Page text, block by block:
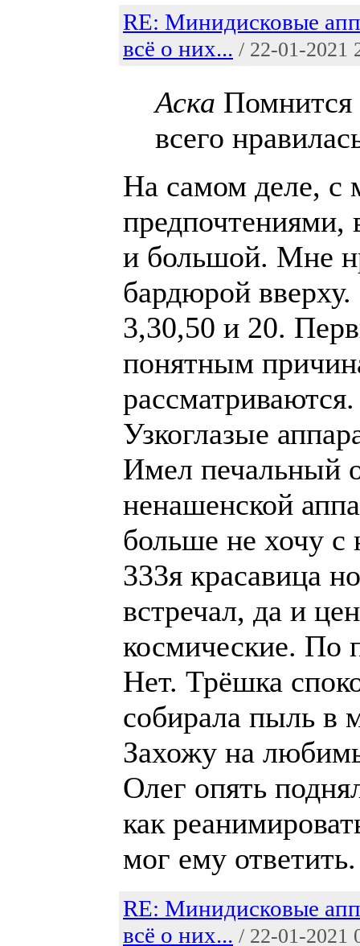
RE: Минидисковые
всё о них... / 22-01-2021
Аска Помнится
всего
На самом деле, с
предпочтениями,
и большой. Мне
бардюрой вверху.
3,30,50 и 20.
понятным
Узкоглазые
Имел печальный
ненашенской
больше не хочу с
333я красавица
встречал, да и
космические. По
Нет. Трёшка
собирала пыль в
Захожу на
Олег опять
как
мог ему
RE: Минидисковые
всё о них... / 22-01-2021